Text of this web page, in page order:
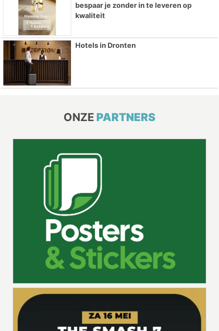
bespaar je zonder in te leveren op
kwaliteit
Hotels in Dronten
ONZE PARTNERS